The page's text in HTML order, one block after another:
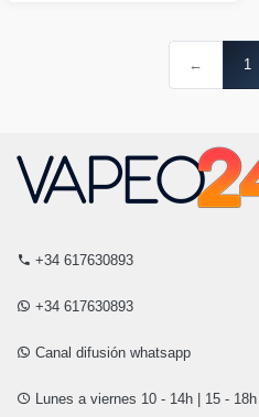
← 1
+34 617630893
+34 617630893
Canal difusión whatsapp
Lunes a viernes 10 - 14h | 15 - 18h